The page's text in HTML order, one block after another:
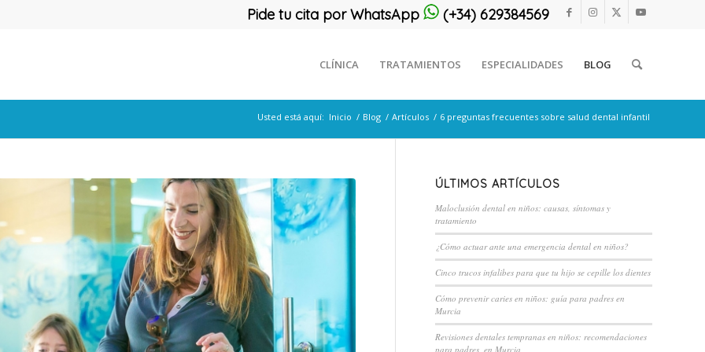
Pide tu cita por WhatsApp (+34) 629384569
CLÍNICA TRATAMIENTOS ESPECIALIDADES BLOG
Usted está aquí: Inicio / Blog / Artículos / 6 preguntas frecuentes sobre salud dental infantil
ÚLTIMOS ARTÍCULOS
Maloclusión dental en niños: causas, síntomas y
tratamiento
¿Cómo actuar ante una emergencia dental en niños?
Cinco trucos infalibes para que tu hijo se cepille los dientes
Cómo prevenir caries en niños: guía para padres en
Murcia
Revisiones dentales tempranas en niños: recomendaciones
para padres, en Murcia